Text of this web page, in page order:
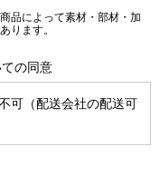
品によって素材・部材・加
ります。
の同意
可（配送会社の配送可